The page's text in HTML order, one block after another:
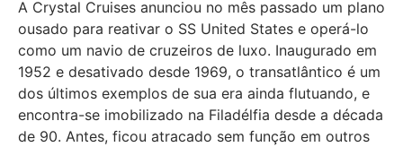
A Crystal Cruises anunciou no mês passado um plano
ousado para reativar o SS United States e operá-lo
como um navio de cruzeiros de luxo. Inaugurado em
1952 e desativado desde 1969, o transatlântico é um
dos últimos exemplos de sua era ainda flutuando, e
encontra-se imobilizado na Filadélfia desde a década
de 90. Antes, ficou atracado sem função em outros